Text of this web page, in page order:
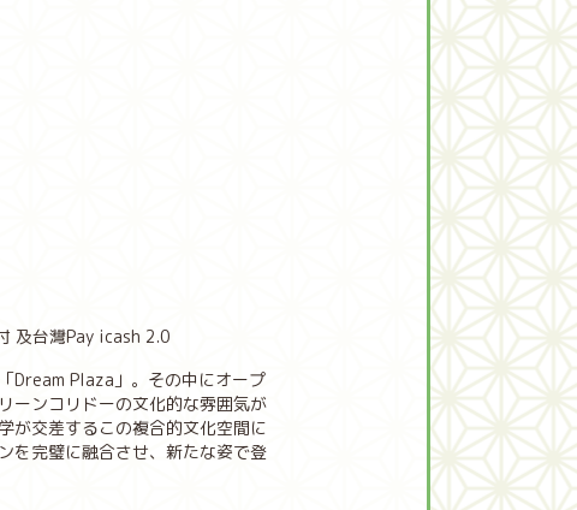
及台灣Pay icash 2.0
Dream Plaza」。その中にオープ
ーンコリドーの文化的な雰囲気が
が交差するこの複合的文化空間に
を完璧に融合させ、新たな姿で登